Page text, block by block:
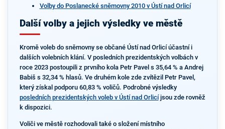
Volby do Poslanecké sněmovny 2010 v Ústí nad Orlicí
Další volby a jejich výsledky ve městě
Kromě voleb do sněmovny se občané Ústí nad Orlicí účastní i
dalších volebních klání. V posledních prezidentských volbách v
roce 2023 postoupili z prvního kola Petr Pavel s 35,64 % a Andrej
Babiš s 32,34 % hlasů. Ve druhém kole zde zvítězil Petr Pavel,
který získal podporu 60,83 % voličů. Podrobné výsledky
posledních prezidentských voleb v Ústí nad Orlicíjsou zde rovněž
k dispozici.
Voliči ve městě rozhodovali také o složení místního